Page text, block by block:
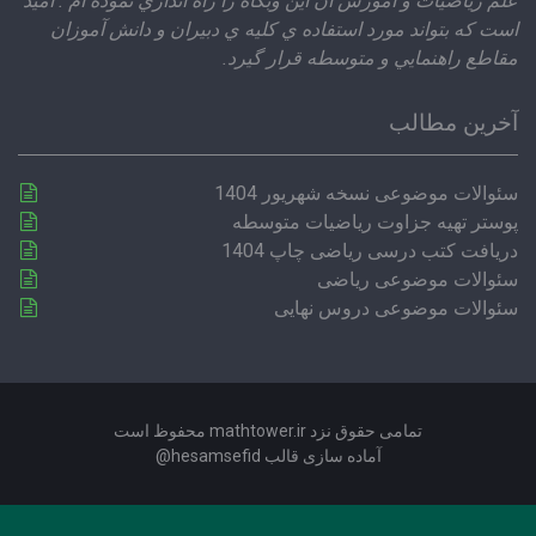
كه بتواند مورد استفاده ي كليه ي دبيران و دانش آموزان
راهنمايي و متوسطه قرار گيرد.
مطالب
موضوعی نسخه شهریور 1404
تهیه جزاوت ریاضیات متوسطه
کتب درسی ریاضی چاپ 1404
موضوعی ریاضی
موضوعی دروس نهایی
تمامی حقوق نزد mathtower.ir محفوظ است
آماده سازی قالب hesamsefid@